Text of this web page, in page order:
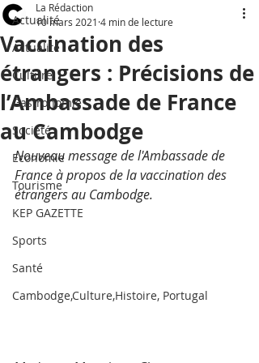
Actualité
Actualité
Culture
Gastronomie
Société
Economie
Tourisme
KEP GAZETTE
Sports
Santé
Cambodge,Culture,Histoire, Portugal
Vaccination des
étrangers : Précisions de
l’Ambassade de France
au Cambodge
La Rédaction
10 mars 2021 4 min de lecture
Nouveau message de l'Ambassade de
France à propos de la vaccination des
étrangers au Cambodge.